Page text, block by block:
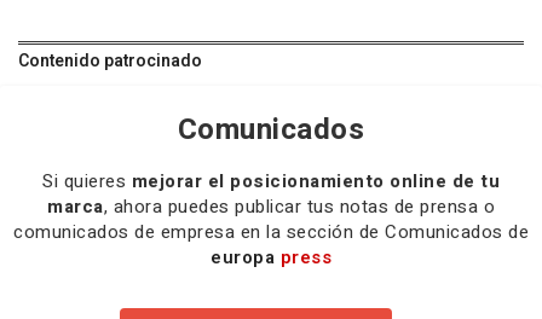
Contenido patrocinado
Comunicados
Si quieres mejorar el posicionamiento online de tu
marca, ahora puedes publicar tus notas de prensa o
comunicados de empresa en la sección de Comunicados de
europa press